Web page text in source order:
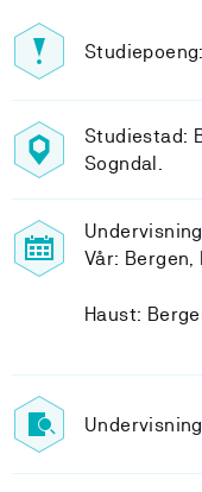
Studiestad:
Sogndal.
Vår: Bergen,
Haust: